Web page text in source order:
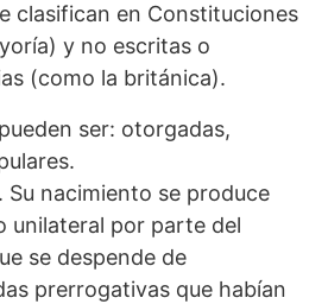
clasifican en Constituciones
y no escritas o
(como la británica).
ser: otorgadas,
Su nacimiento se produce
unilateral por parte del
se despende de
prerrogativas que habían